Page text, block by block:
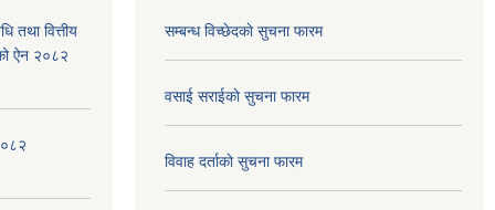
तथा वित्तीय
ऐन २०८२
सम्बन्ध विच्छेदकाे सुचना फारम
वसाई सराईकाे सुचना फारम
विवाह दर्ताकाे सुचना फारम